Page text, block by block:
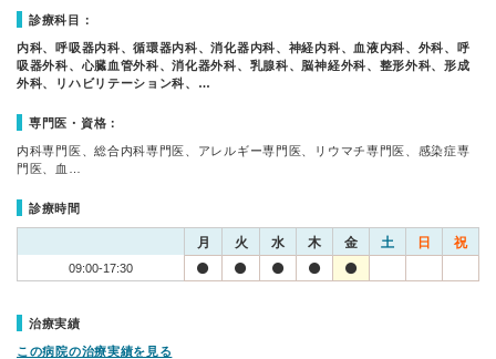
診療科目：
内科、呼吸器内科、循環器内科、消化器内科、神経内科、血液内科、外科、呼
吸器外科、心臓血管外科、消化器外科、乳腺科、脳神経外科、整形外科、形成
外科、リハビリテーション科、…
専門医・資格：
内科専門医、総合内科専門医、アレルギー専門医、リウマチ専門医、感染症専
門医、血…
診療時間
月 火 水 木 金 土 日 祝
09:00-17:30
治療実績
この病院の治療実績を見る